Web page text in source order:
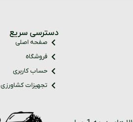
دسترسی سریع
صفحه اصلی
فروشگاه
حساب کاربری
تجهیزات کشاورزی